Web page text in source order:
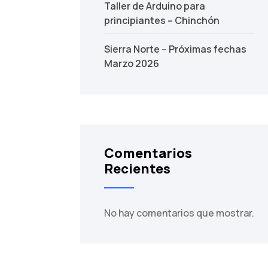
Taller de Arduino para
principiantes – Chinchón
Sierra Norte – Próximas fechas
Marzo 2026
Comentarios
Recientes
No hay comentarios que mostrar.